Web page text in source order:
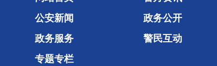
公安新闻
政务公开
政务服务
警民互动
专题专栏